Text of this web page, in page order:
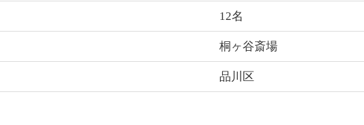
12名
桐ヶ谷斎場
品川区